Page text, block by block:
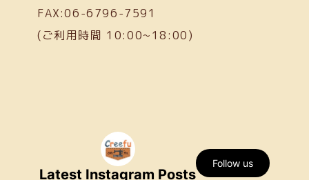
FAX:06-6796-7591
(ご利用時間 10:00~18:00)